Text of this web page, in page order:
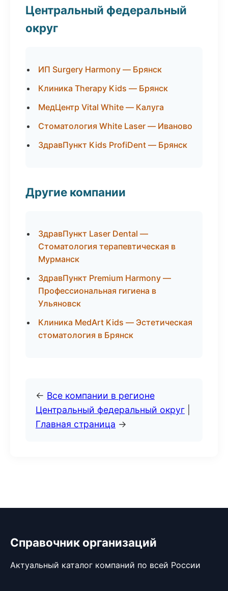
Центральный федеральный
округ
ИП Surgery Harmony — Брянск
Клиника Therapy Kids — Брянск
МедЦентр Vital White — Калуга
Стоматология White Laser — Иваново
ЗдравПункт Kids ProfiDent — Брянск
Другие компании
ЗдравПункт Laser Dental —
Стоматология терапевтическая в
Мурманск
ЗдравПункт Premium Harmony —
Профессиональная гигиена в
Ульяновск
Клиника MedArt Kids — Эстетическая
стоматология в Брянск
← Все компании в регионе
Центральный федеральный округ
Главная страница →
Справочник организаций
Актуальный каталог компаний по всей России